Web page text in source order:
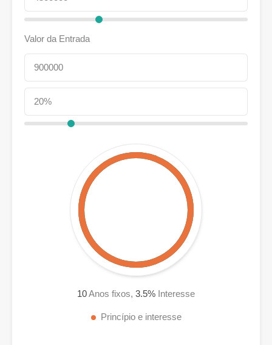
Valor da Entrada
10Anos fixos, 3.5% Interesse
Princípio e interesse